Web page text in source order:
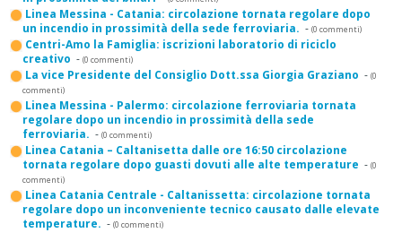
Linea Messina - Catania: circolazione tornata regolare dopo
un incendio in prossimità della sede ferroviaria. - (0 commenti)
Centri-Amo la Famiglia: iscrizioni laboratorio di riciclo
creativo - (0 commenti)
La vice Presidente del Consiglio Dott.ssa Giorgia Graziano - (0
commenti)
Linea Messina - Palermo: circolazione ferroviaria tornata
regolare dopo un incendio in prossimità della sede
ferroviaria. - (0 commenti)
Linea Catania – Caltanisetta dalle ore 16:50 circolazione
tornata regolare dopo guasti dovuti alle alte temperature - (0
commenti)
Linea Catania Centrale - Caltanissetta: circolazione tornata
regolare dopo un inconveniente tecnico causato dalle elevate
temperature. - (0 commenti)